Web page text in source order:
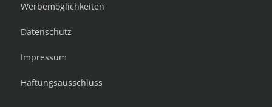
Werbemöglichkeiten
Datenschutz
Impressum
Haftungsausschluss